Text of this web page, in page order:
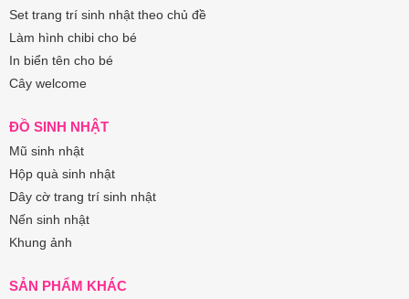
Set trang trí sinh nhật theo chủ đề
Làm hình chibi cho bé
In biển tên cho bé
Cây welcome
ĐỒ SINH NHẬT
Mũ sinh nhật
Hộp quà sinh nhật
Dây cờ trang trí sinh nhật
Nến sinh nhật
Khung ảnh
SẢN PHẨM KHÁC